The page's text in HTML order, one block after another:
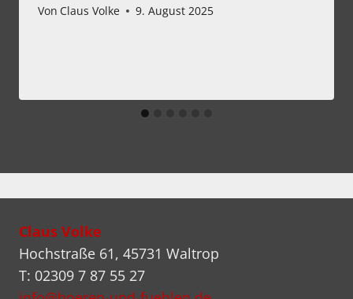
Von Claus Volke 9. August 2025
Claus Volke
Hochstraße 61, 45731 Waltrop
T: 02309 7 87 55 27